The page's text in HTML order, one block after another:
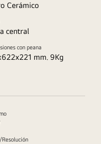
Cerámico
central
con peana
mm. 9Kg